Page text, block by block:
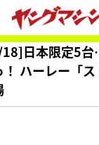
18]日本限定5
ハーレー「ス